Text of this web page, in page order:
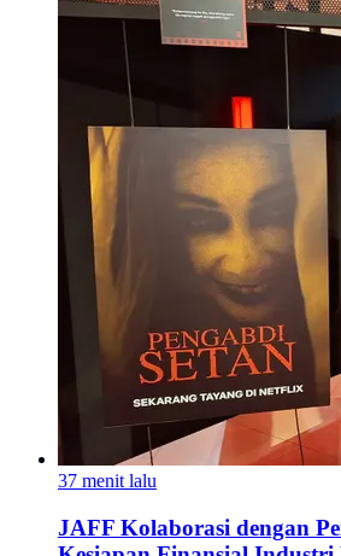
37 menit lalu
JAFF Kolaborasi dengan